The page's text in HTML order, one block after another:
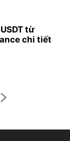
từ
chi tiết